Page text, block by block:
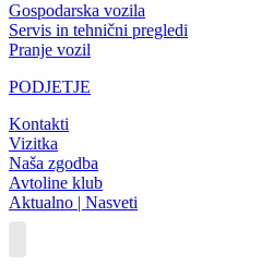
Gospodarska vozila
Servis in tehnični pregledi
Pranje vozil
PODJETJE
Kontakti
Vizitka
Naša zgodba
Avtoline klub
Aktualno | Nasveti